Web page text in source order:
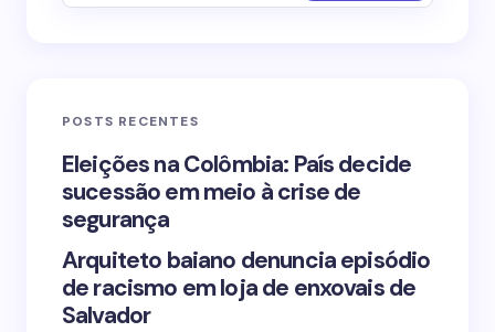
Your Comment *
Save my name and email in this browser for the
POSTS RECENTES
Eleições na Colômbia: País decide
sucessão em meio à crise de
segurança
Arquiteto baiano denuncia episódio
de racismo em loja de enxovais de
Salvador